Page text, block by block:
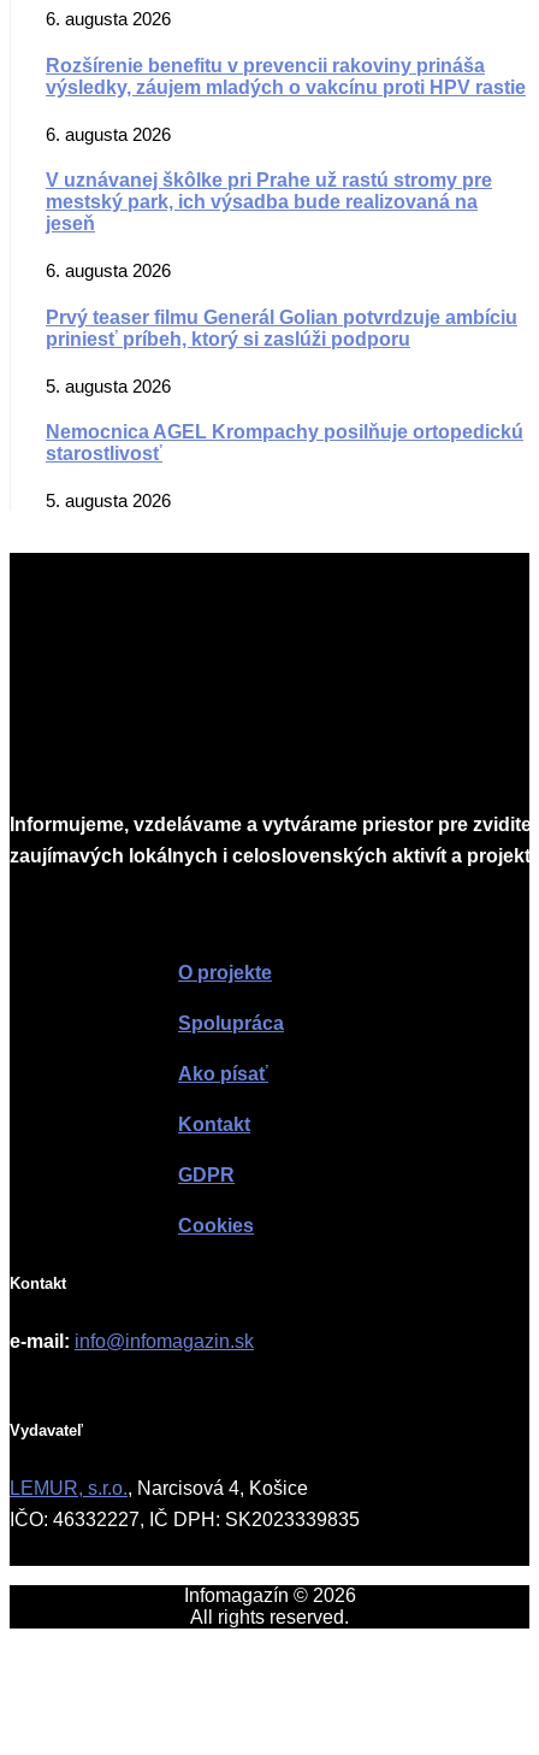
6. augusta 2026
Rozšírenie benefitu v prevencii rakoviny prináša
výsledky, záujem mladých o vakcínu proti HPV rastie
6. augusta 2026
V uznávanej škôlke pri Prahe už rastú stromy pre
mestský park, ich výsadba bude realizovaná na
jeseň
6. augusta 2026
Prvý teaser filmu Generál Golian potvrdzuje ambíciu
priniesť príbeh, ktorý si zaslúži podporu
5. augusta 2026
Nemocnica AGEL Krompachy posilňuje ortopedickú
starostlivosť
5. augusta 2026
Informujeme, vzdelávame a vytvárame priestor pre
zaujímavých lokálnych i celoslovenských aktivít a
O projekte
Spolupráca
Ako písať
Kontakt
GDPR
Cookies
Kontakt
e-mail: info@infomagazin.sk
Vydavateľ
LEMUR, s.r.o., Narcisová 4, Košice
IČO: 46332227, IČ DPH: SK2023339835
Infomagazín © 2026
All rights reserved.